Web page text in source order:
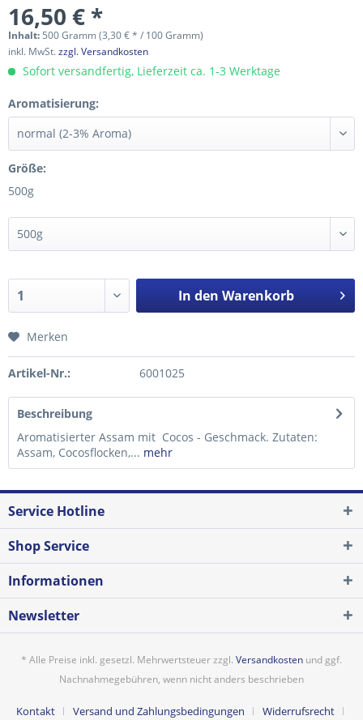
16,50 € *
Inhalt: 500 Gramm (3,30 € * / 100 Gramm)
inkl. MwSt.zzgl. Versandkosten
Sofort versandfertig, Lieferzeit ca. 1-3 Werktage
Aromatisierung:
Größe:
500g
In den Warenkorb
Merken
Artikel-Nr.: 6001025
Beschreibung
Aromatisierter Assam mit Cocos - Geschmack. Zutaten:
Assam, Cocosflocken,... mehr
Service Hotline
Shop Service
Informationen
Newsletter
* Alle Preise inkl. gesetzl. Mehrwertsteuer zzgl. Versandkosten und ggf.
Nachnahmegebühren, wenn nicht anders beschrieben
Kontakt Versand und Zahlungsbedingungen Widerrufsrecht